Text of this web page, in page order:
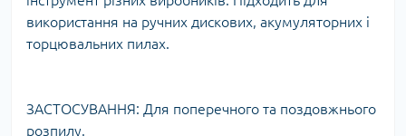
використання на ручних дискових, акумуляторних і
торцювальних пилах.
ЗАСТОСУВАННЯ: Для поперечного та поздовжнього
розпилу.